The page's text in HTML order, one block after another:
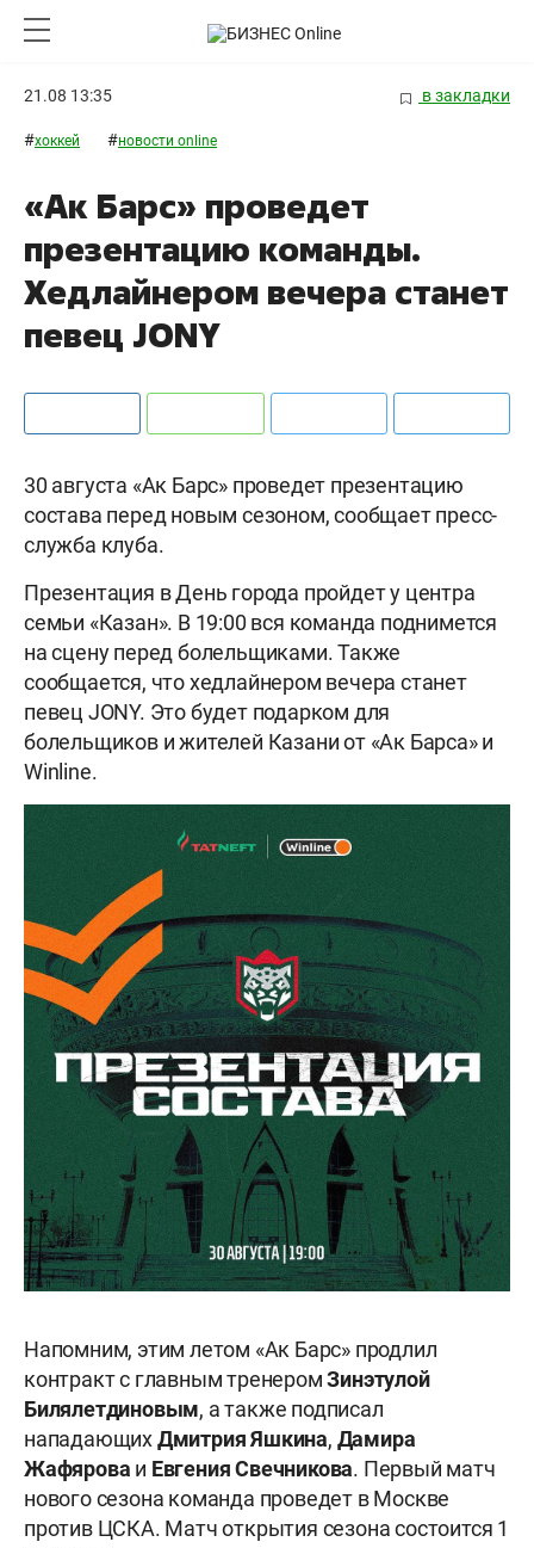
21.08 13:35 в закладки
#хоккей #новости online
«Ак Барс» проведет
презентацию команды.
Хедлайнером вечера станет
певец JONY
30 августа «Ак Барс» проведет презентацию
состава перед новым сезоном, сообщает пресс-
служба клуба.
Презентация в День города пройдет у центра
семьи «Казан». В 19:00 вся команда поднимется
на сцену перед болельщиками. Также
сообщается, что хедлайнером вечера станет
певец JONY. Это будет подарком для
болельщиков и жителей Казани от «Ак Барса» и
Winline.
Напомним, этим летом «Ак Барс» продлил
контракт с главным тренеромЗинэтулой
Билялетдиновым, а также подписал
нападающихДмитрия Яшкина, Дамира
Жафярова и Евгения Свечникова. Первый матч
нового сезона команда проведет в Москве
против ЦСКА. Матч открытия сезона состоится 1